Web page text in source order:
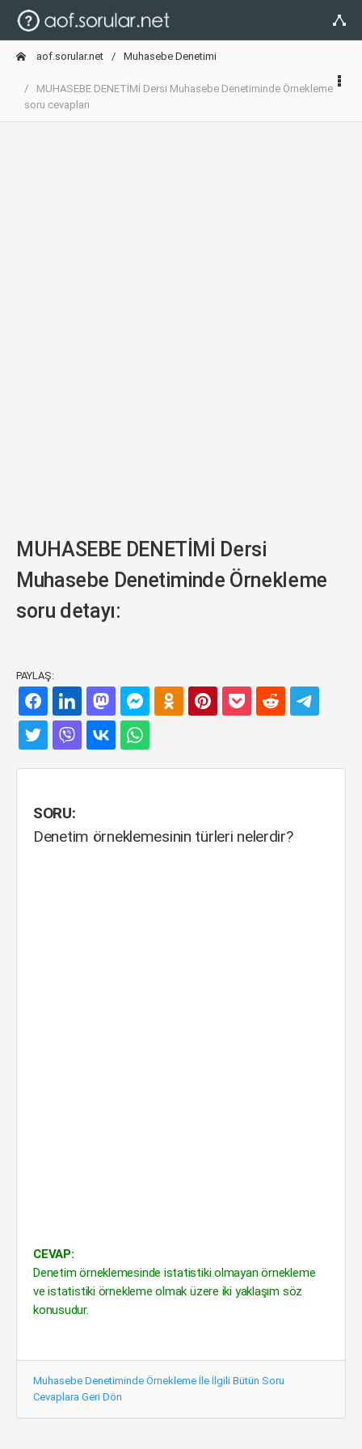
aof.sorular.net Muhasebe Denetimi
MUHASEBE DENETİMİ Dersi Muhasebe Denetiminde Örnekleme
soru cevapları
MUHASEBE DENETİMİ Dersi
Muhasebe Denetiminde Örnekleme
soru detayı:
PAYLAŞ:
SORU:
Denetim örneklemesinin türleri nelerdir?
CEVAP:
Denetim örneklemesinde istatistiki olmayan örnekleme
ve istatistiki örnekleme olmak üzere iki yaklaşım söz
konusudur.
Muhasebe Denetiminde Örnekleme İle İlgili Bütün Soru
Cevaplara Geri Dön